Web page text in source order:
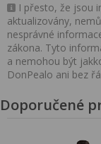
I přesto, že jsou
aktualizovány,
nesprávné
zákona. Tyto
a nemohou být
DonPealo ani bez
Doporučené